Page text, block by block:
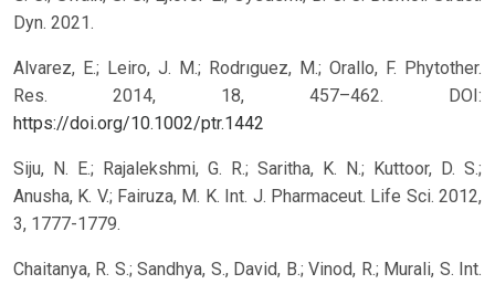
Dyn. 2021.
Alvarez, E.; Leiro, J. M.; Rodrıguez, M.; Orallo, F. Phytother.
Res. 2014, 18, 457–462. DOI:
https://doi.org/10.1002/ptr.1442
Siju, N. E.; Rajalekshmi, G. R.; Saritha, K. N.; Kuttoor, D. S.;
Anusha, K. V.; Fairuza, M. K. Int. J. Pharmaceut. Life Sci. 2012,
3, 1777-1779.
Chaitanya, R. S.; Sandhya, S., David, B.; Vinod, R.; Murali, S. Int.